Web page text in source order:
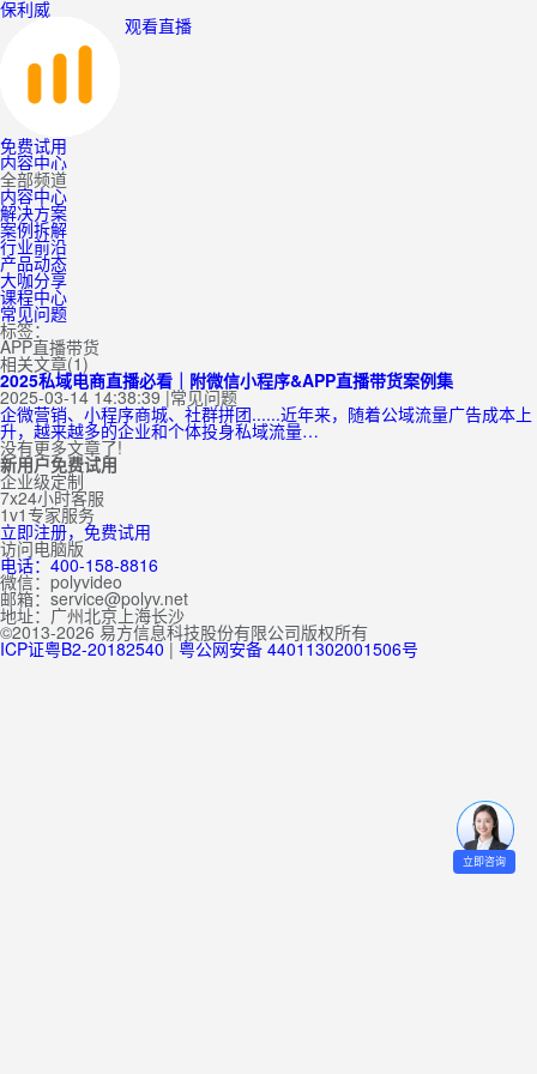
保利威
观看直播
免费试用
内容中心
全部频道
内容中心
解决方案
案例拆解
行业前沿
产品动态
大咖分享
课程中心
常见问题
标签：
APP直播带货
相关文章(1)
2025私域电商直播必看｜附微信小程序&APP直播带货案例集
2025-03-14 14:38:39 |常见问题
企微营销、小程序商城、社群拼团......近年来，随着公域流量广告成本上
升，越来越多的企业和个体投身私域流量…
没有更多文章了!
新用户免费试用
企业级定制
7x24小时客服
1v1专家服务
立即注册，免费试用
访问电脑版
电话：400-158-8816
微信：polyvideo
邮箱：service@polyv.net
地址： 广州北京 上海长沙
©2013-2026 易方信息科技股份有限公司版权所有
ICP证粤B2-20182540 | 粤公网安备 44011302001506号
立即咨询